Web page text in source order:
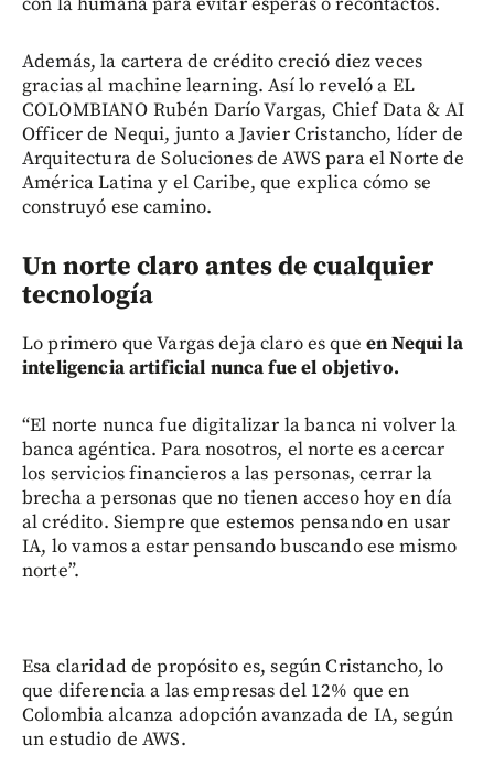
Además, la cartera de crédito creció diez veces
gracias al machine learning. Así lo reveló a EL
COLOMBIANO Rubén Darío Vargas, Chief Data & AI
Officer de Nequi, junto a Javier Cristancho, líder de
Arquitectura de Soluciones de AWS para el Norte de
América Latina y el Caribe, que explica cómo se
construyó ese camino.
Un norte claro antes de cualquier
tecnología
Lo primero que Vargas deja claro es que en Nequi la
inteligencia artificial nunca fue el objetivo.
“El norte nunca fue digitalizar la banca ni volver la
banca agéntica. Para nosotros, el norte es acercar
los servicios financieros a las personas, cerrar la
brecha a personas que no tienen acceso hoy en día
al crédito. Siempre que estemos pensando en usar
IA, lo vamos a estar pensando buscando ese mismo
norte”.
Esa claridad de propósito es, según Cristancho, lo
que diferencia a las empresas del 12% que en
Colombia alcanza adopción avanzada de IA, según
un estudio de AWS.